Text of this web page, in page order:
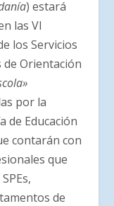
) estará
las VI
los Servicios
de Orientación
por la
de Educación
contarán con
que
de